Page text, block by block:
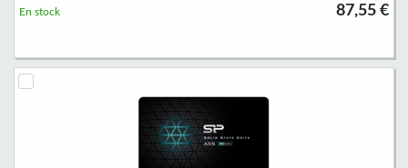
87,55 €
En stock